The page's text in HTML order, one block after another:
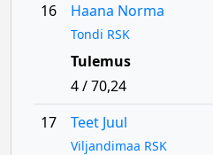
16
Haana Norma
Tondi RSK
Tulemus
4 / 70,24
17
Teet Juul
Viljandimaa RSK